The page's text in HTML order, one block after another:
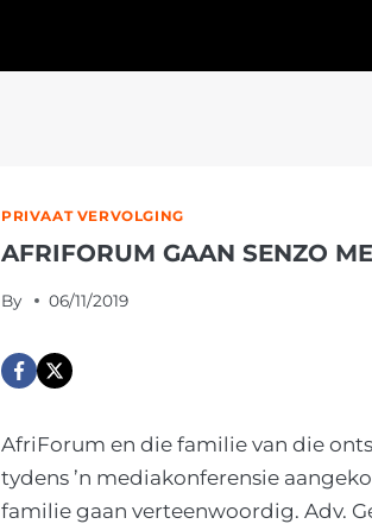
PRIVAAT VERVOLGING
AFRIFORUM GAAN SENZO
By 06/11/2019
AfriForum en die familie van die
tydens ’n mediakonferensie
familie gaan verteenwoordig. Adv.